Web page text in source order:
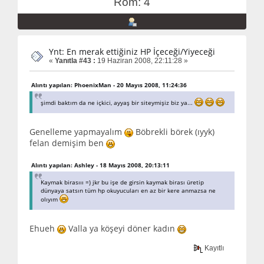
Ynt: En merak ettiğiniz HP İçeceği/Yiyeceği
« Yanıtla #43 : 19 Haziran 2008, 22:11:28 »
Alıntı yapılan: PhoenixMan - 20 Mayıs 2008, 11:24:36
şimdi baktım da ne içkici, ayyaş bir siteymişiz biz ya...
Genelleme yapmayalım
Böbrekli börek (ıyyk)
felan demişim ben
Alıntı yapılan: Ashley - 18 Mayıs 2008, 20:13:11
Kaymak birasııı =) jkr bu işe de girsin kaymak birası üretip
dünyaya satsın tüm hp okuyucuları en az bir kere anmazsa ne
olıyım
Ehueh Valla ya köşeyi döner kadın
Kayıtlı